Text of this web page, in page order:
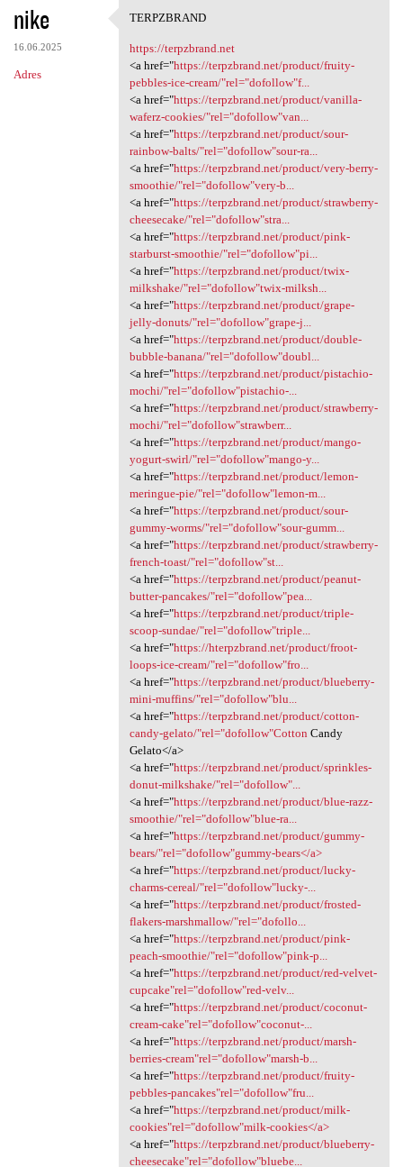
a
r
z
nike
16.06.2025
Adres
TERPZBRAND
TERPZBRAND
https://terpzbrand.net
<a href="https://terpzbrand.net/product/fruity-
pebbles-ice-cream/"rel="dofollow"f...
<a href="https://terpzbrand.net/product/vanilla-
waferz-cookies/"rel="dofollow"van...
<a href="https://terpzbrand.net/product/sour-
rainbow-balts/"rel="dofollow"sour-ra...
<a href="https://terpzbrand.net/product/very-berry-
smoothie/"rel="dofollow"very-b...
<a href="https://terpzbrand.net/product/strawberry-
cheesecake/"rel="dofollow"stra...
<a href="https://terpzbrand.net/product/pink-
starburst-smoothie/"rel="dofollow"pi...
<a href="https://terpzbrand.net/product/twix-
milkshake/"rel="dofollow"twix-milksh...
<a href="https://terpzbrand.net/product/grape-
jelly-donuts/"rel="dofollow"grape-j...
<a href="https://terpzbrand.net/product/double-
bubble-banana/"rel="dofollow"doubl...
<a href="https://terpzbrand.net/product/pistachio-
mochi/"rel="dofollow"pistachio-...
<a href="https://terpzbrand.net/product/strawberry-
mochi/"rel="dofollow"strawberr...
<a href="https://terpzbrand.net/product/mango-
yogurt-swirl/"rel="dofollow"mango-y...
<a href="https://terpzbrand.net/product/lemon-
meringue-pie/"rel="dofollow"lemon-m...
<a href="https://terpzbrand.net/product/sour-
gummy-worms/"rel="dofollow"sour-gumm...
<a href="https://terpzbrand.net/product/strawberry-
french-toast/"rel="dofollow"st...
<a href="https://terpzbrand.net/product/peanut-
butter-pancakes/"rel="dofollow"pea...
<a href="https://terpzbrand.net/product/triple-
scoop-sundae/"rel="dofollow"triple...
<a href="https://hterpzbrand.net/product/froot-
loops-ice-cream/"rel="dofollow"fro...
<a href="https://terpzbrand.net/product/blueberry-
mini-muffins/"rel="dofollow"blu...
<a href="https://terpzbrand.net/product/cotton-
candy-gelato/"rel="dofollow"Cotton Candy
Gelato</a>
<a href="https://terpzbrand.net/product/sprinkles-
donut-milkshake/"rel="dofollow"...
<a href="https://terpzbrand.net/product/blue-razz-
smoothie/"rel="dofollow"blue-ra...
<a href="https://terpzbrand.net/product/gummy-
bears/"rel="dofollow"gummy-bears</a>
<a href="https://terpzbrand.net/product/lucky-
charms-cereal/"rel="dofollow"lucky-...
<a href="https://terpzbrand.net/product/frosted-
flakers-marshmallow/"rel="dofollo...
<a href="https://terpzbrand.net/product/pink-
peach-smoothie/"rel="dofollow"pink-p...
<a href="https://terpzbrand.net/product/red-velvet-
cupcake"rel="dofollow"red-velv...
<a href="https://terpzbrand.net/product/coconut-
cream-cake"rel="dofollow"coconut-...
<a href="https://terpzbrand.net/product/marsh-
berries-cream"rel="dofollow"marsh-b...
<a href="https://terpzbrand.net/product/fruity-
pebbles-pancakes"rel="dofollow"fru...
<a href="https://terpzbrand.net/product/milk-
cookies"rel="dofollow"milk-cookies</a>
<a href="https://terpzbrand.net/product/blueberry-
cheesecake"rel="dofollow"bluebe...